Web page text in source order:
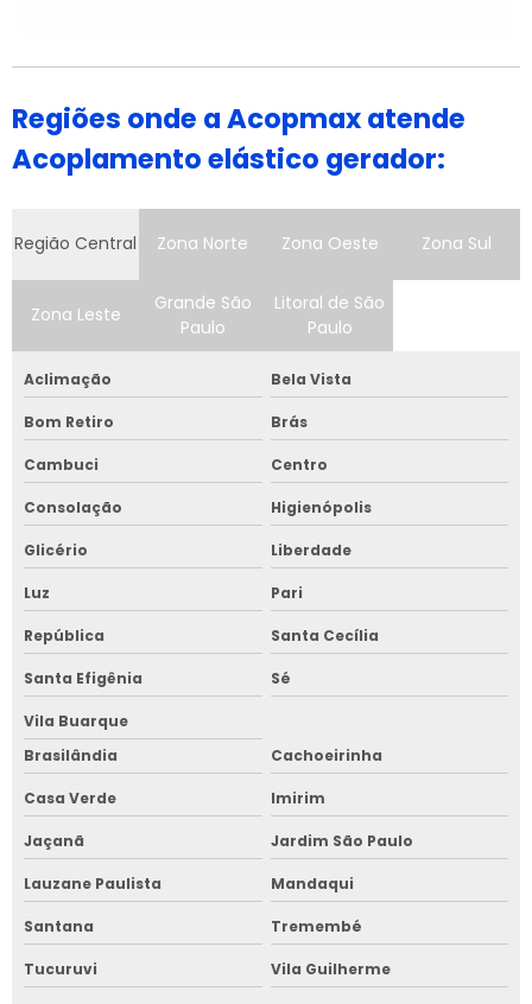
Regiões onde a Acopmax atende
Acoplamento elástico gerador:
Região Central Zona Norte Zona Oeste Zona Sul
Zona Leste
Grande São
Paulo
Litoral de São
Paulo
Aclimação Bela Vista
Bom Retiro Brás
Cambuci Centro
Consolação Higienópolis
Glicério Liberdade
Luz Pari
República Santa Cecília
Santa Efigênia Sé
Vila Buarque
Brasilândia
Cachoeirinha
Casa Verde Imirim
Jaçanã Jardim São Paulo
Lauzane Paulista Mandaqui
Santana Tremembé
Tucuruvi Vila Guilherme